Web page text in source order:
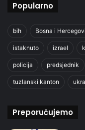
Popularno
bih Bosna i
istaknuto izrael
policija predsjednik
tuzlanski kanton
Preporučujemo